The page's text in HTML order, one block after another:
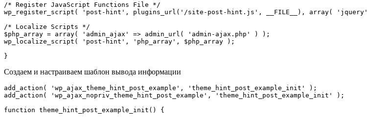
/* Register JavaScript Functions File */
wp_register_script( 'post-hint', plugins_url('/site-post-hint.js', __FILE__), array(
/* Localize Scripts */
$php_array = array( 'admin_ajax' => admin_url( 'admin-ajax.php' ) );
wp_localize_script( 'post-hint', 'php_array', $php_array );
}
Создаем и настраиваем шаблон вывода информации
add_action( 'wp_ajax_theme_hint_post_example', 'theme_hint_post_example_init' );
add_action( 'wp_ajax_nopriv_theme_hint_post_example', 'theme_hint_post_example_init' );
function theme_hint_post_example_init() {